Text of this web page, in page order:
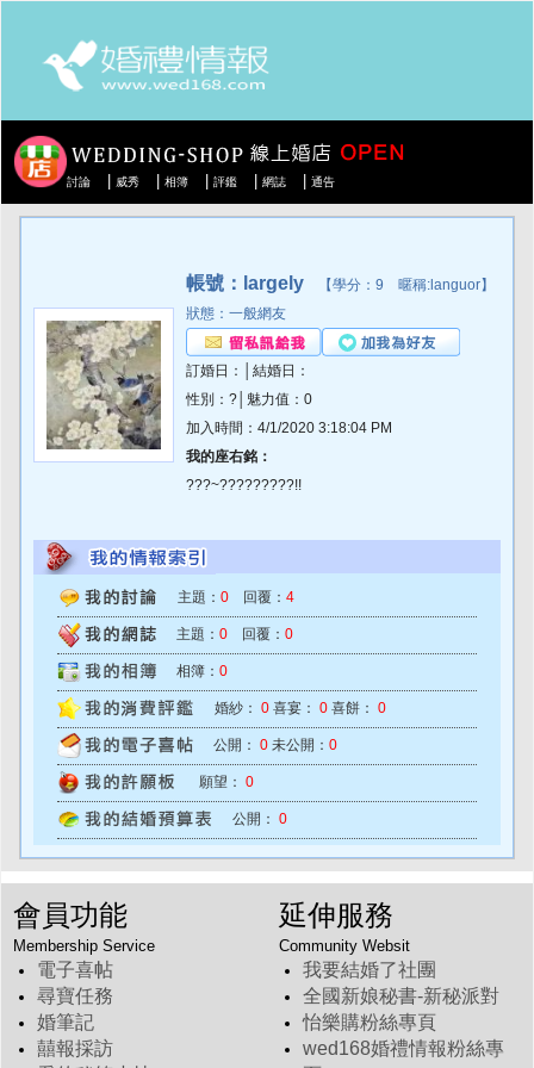
討論 威秀 相簿 評鑑 網誌 通告
帳號：largely 【學分：9 暱稱:languor】
狀態：一般網友
訂婚日：│結婚日：
性別：?│魅力值：0
加入時間：4/1/2020 3:18:04 PM
我的座右銘：
???~?????????!!
主題： 0 回覆： 4
主題： 0 回覆： 0
相簿： 0
婚紗： 0 喜宴： 0 喜餅： 0
公開： 0 未公開： 0
願望： 0
公開： 0
會員功能
Membership Service
電子喜帖
尋寶任務
婚筆記
囍報採訪
延伸服務
Community Websit
我要結婚了社團
全國新娘秘書-新秘派對
怡樂購粉絲專頁
wed168婚禮情報粉絲專